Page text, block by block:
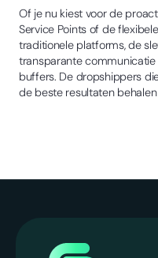
Of je nu kiest voor de
Service Points of de
traditionele platforms, de
transparante
buffers. De dropshippers
de beste resultaten